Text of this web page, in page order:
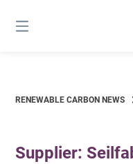
content
RENEWABLE CARBON NEWS
Supplier: